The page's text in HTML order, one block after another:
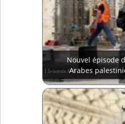
Nouvel épisode
Arabes